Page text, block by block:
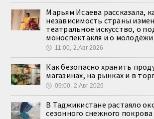
Марьям Исаева рассказала,
независимость страны
театральное искусство, о
моноспектакля и о молодёжи
🕔 11:00, 2.Авг 2026
Как безопасно хранить
магазинах, на рынках и в
🕔 09:00, 2.Авг 2026
В Таджикистане растаяло
сезонного снежного покрова